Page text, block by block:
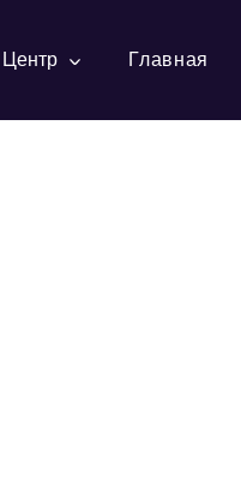
Центр Главная